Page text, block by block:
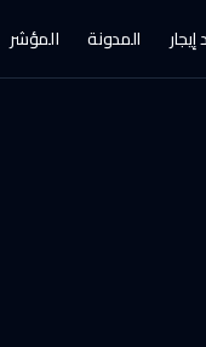
المدونة المؤشر